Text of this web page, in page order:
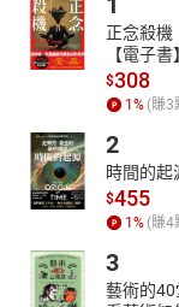
選出10款千元以下
為了禮物苦惱，從
送女友不出錯『聖
耳機、皮夾、戒指...
孩心中默默許願的
精品小物、皮夾、
影機等等，也非常
送人都極具品味。
訂位率最爆！「人氣
王品肉次方、燒肉
正念殺機
【電子書】
$308
1 % (賺3
2
時間的起
$455
1 % (賺4
3
藝術的